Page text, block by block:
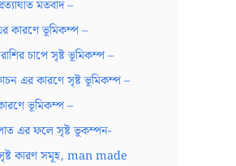
মতবাদ –
কারণে ভূমিকম্প –
চাপে সৃষ্ট ভূমিকম্প –
এর কারণে সৃষ্ট ভূমিকম্প –
ভূমিকম্প –
এর ফলে সৃষ্ট ভূকম্পন-
কারণ সমূহ, man made